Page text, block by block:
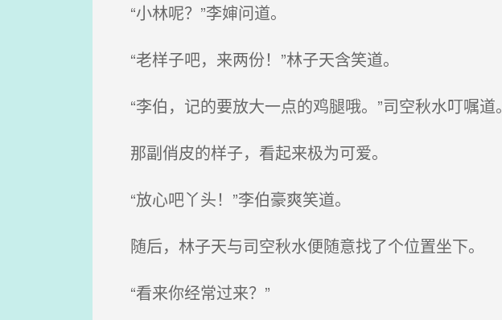
“小林呢？”李婶问道。
“老样子吧，来两份！”林子天含笑道。
“李伯，记的要放大一点的鸡腿哦。”司空秋水叮嘱道。
那副俏皮的样子，看起来极为可爱。
“放心吧丫头！”李伯豪爽笑道。
随后，林子天与司空秋水便随意找了个位置坐下。
“看来你经常过来？”